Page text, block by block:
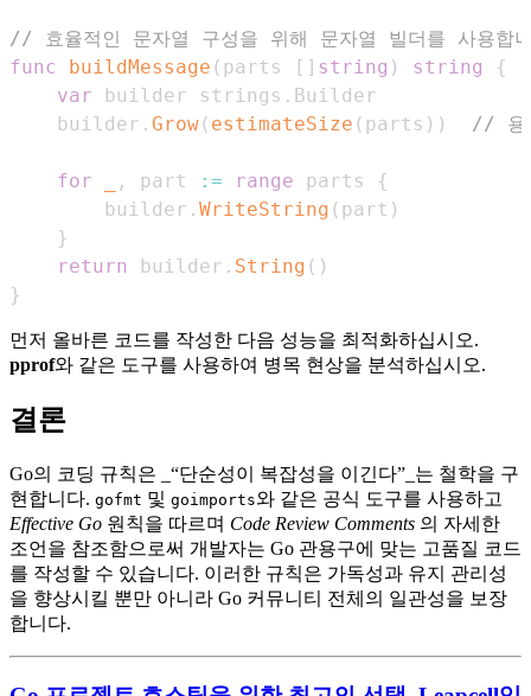
// 효율적인 문자열 구성을 위해 문자열 빌더를 사용합
func
buildMessage ( parts [ ] string ) string
{
var builder strings .
    builder
. Grow( estimateSize ( parts ) ) // 용
for , part := range parts
{
        builder
. WriteString ( part )
}
return
builder . String ( )
}
먼저 올바른 코드를 작성한 다음 성능을 최적화하십시오.
pprof와 같은 도구를 사용하여 병목 현상을 분석하십시오.
결론
Go의 코딩 규칙은 _“단순성이 복잡성을 이긴다”_는 철학을 구
현합니다. gofmt 및 goimports와 같은 공식 도구를 사용하고
Effective Go 원칙을 따르며 Code Review Comments 의 자세한
조언을 참조함으로써 개발자는 Go 관용구에 맞는 고품질 코드
를 작성할 수 있습니다. 이러한 규칙은 가독성과 유지 관리성
을 향상시킬 뿐만 아니라 Go 커뮤니티 전체의 일관성을 보장
합니다.